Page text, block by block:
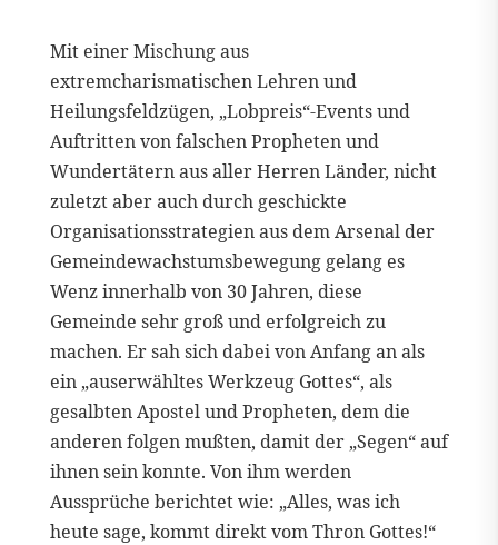
Mit einer Mischung aus
extremcharismatischen Lehren und
Heilungsfeldzügen, „Lobpreis“-Events und
Auftritten von falschen Propheten und
Wundertätern aus aller Herren Länder, nicht
zuletzt aber auch durch geschickte
Organisationsstrategien aus dem Arsenal der
Gemeindewachstumsbewegung gelang es
Wenz innerhalb von 30 Jahren, diese
Gemeinde sehr groß und erfolgreich zu
machen. Er sah sich dabei von Anfang an als
ein „auserwähltes Werkzeug Gottes“, als
gesalbten Apostel und Propheten, dem die
anderen folgen mußten, damit der „Segen“ auf
ihnen sein konnte. Von ihm werden
Aussprüche berichtet wie: „Alles, was ich
heute sage, kommt direkt vom Thron Gottes!“